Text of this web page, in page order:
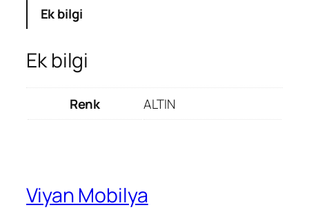
Ek bilgi
Ek bilgi
Renk ALTIN
Viyan Mobilya